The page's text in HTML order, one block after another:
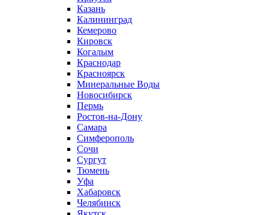
Казань
Калининград
Кемерово
Кировск
Когалым
Краснодар
Красноярск
Минеральные Воды
Новосибирск
Пермь
Ростов-на-Дону
Самара
Симферополь
Сочи
Сургут
Тюмень
Уфа
Хабаровск
Челябинск